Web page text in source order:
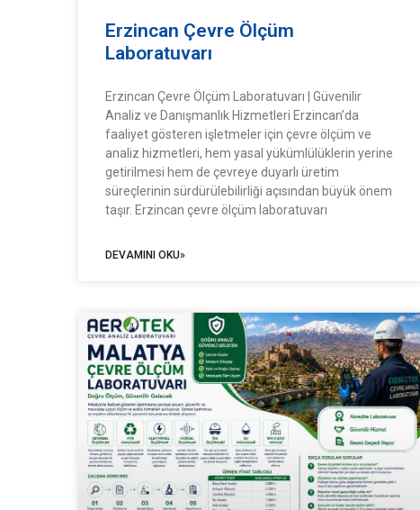
Erzincan Çevre Ölçüm
Laboratuvarı
Erzincan Çevre Ölçüm Laboratuvarı | Güvenilir
Analiz ve Danışmanlık Hizmetleri Erzincan’da
faaliyet gösteren işletmeler için çevre ölçüm ve
analiz hizmetleri, hem yasal yükümlülüklerin yerine
getirilmesi hem de çevreye duyarlı üretim
süreçlerinin sürdürülebilirliği açısından büyük önem
taşır. Erzincan çevre ölçüm laboratuvarı
DEVAMINI OKU»